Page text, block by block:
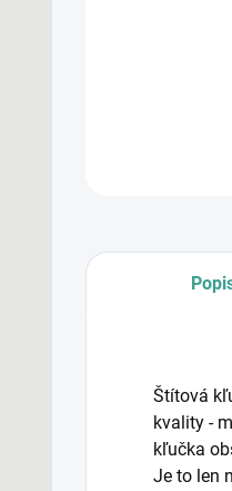
Štítová
kvality -
kľučka
Je to len